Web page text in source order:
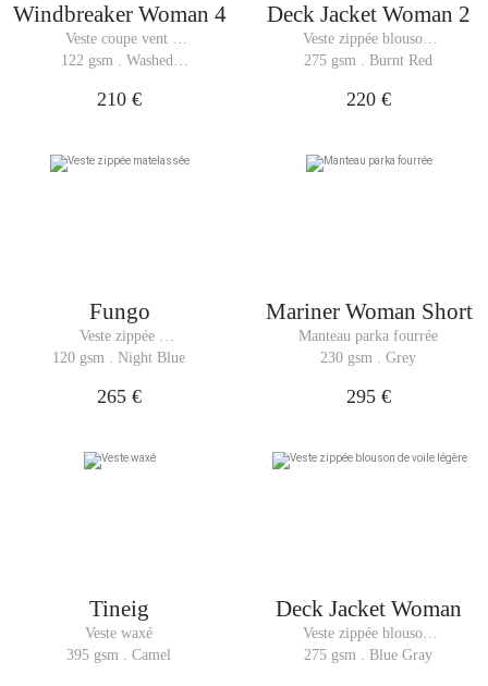
Windbreaker Woman 4
Veste coupe vent
légère et respirante
122 gsm . Washed
210 €
Deck Jacket Woman 2
Veste zippée blouson
de voile légère
275 gsm . Burnt Red
220 €
Fungo
Veste zippée
matelassée
120 gsm . Night Blue
265 €
Mariner Woman Short
Manteau parka fourrée
230 gsm . Grey
295 €
Tineig
Veste waxé
395 gsm . Camel
Deck Jacket Woman
Veste zippée blouson
de voile légère
275 gsm . Blue Gray